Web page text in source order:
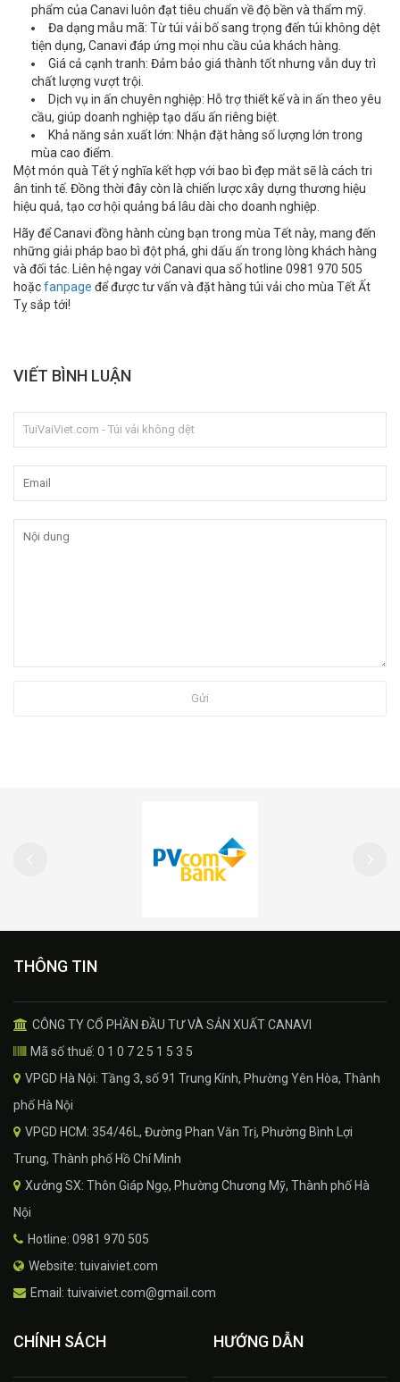
phẩm của Canavi luôn đạt tiêu chuẩn về độ bền và thẩm mỹ.
Đa dạng mẫu mã: Từ túi vải bố sang trọng đến túi không dệt
tiện dụng, Canavi đáp ứng mọi nhu cầu của khách hàng.
Giá cả cạnh tranh: Đảm bảo giá thành tốt nhưng vẫn duy trì
chất lượng vượt trội.
Dịch vụ in ấn chuyên nghiệp: Hỗ trợ thiết kế và in ấn theo yêu
cầu, giúp doanh nghiệp tạo dấu ấn riêng biệt.
Khả năng sản xuất lớn: Nhận đặt hàng số lượng lớn trong
mùa cao điểm.
Một món quà Tết ý nghĩa kết hợp với bao bì đẹp mắt sẽ là cách tri
ân tinh tế. Đồng thời đây còn là chiến lược xây dựng thương hiệu
hiệu quả, tạo cơ hội quảng bá lâu dài cho doanh nghiệp.
Hãy để Canavi đồng hành cùng bạn trong mùa Tết này, mang đến
những giải pháp bao bì đột phá, ghi dấu ấn trong lòng khách hàng
và đối tác. Liên hệ ngay với Canavi qua số hotline 0981 970 505
hoặcfanpage để được tư vấn và đặt hàng túi vải cho mùa Tết Ất
Tỵ sắp tới!
VIẾT BÌNH LUẬN
Gửi
THÔNG TIN
CÔNG TY CỔ PHẦN ĐẦU TƯ VÀ SẢN XUẤT CANAVI
Mã số thuế: 0 1 0 7 2 5 1 5 3 5
VPGD Hà Nội: Tầng 3, số 91 Trung Kính, Phường Yên Hòa, Thành
phố Hà Nội
VPGD HCM: 354/46L, Đường Phan Văn Trị, Phường Bình Lợi
Trung, Thành phố Hồ Chí Minh
Xưởng SX: Thôn Giáp Ngọ, Phường Chương Mỹ, Thành phố Hà
Nội
Hotline: 0981 970 505
Website: tuivaiviet.com
Email: tuivaiviet.com@gmail.com
CHÍNH SÁCH HƯỚNG DẪN